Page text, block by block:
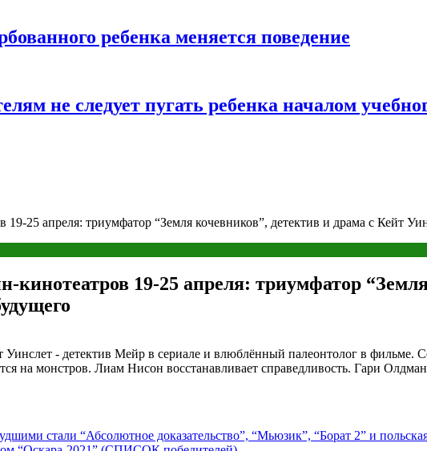
ребенка меняется поведение
не следует пугать ребенка началом
25 апреля: триумфатор “Земля кочевников”, детектив и драма с Кейт
19-25 апреля: триумфатор
- детектив Мейр в сериале и влюблённый палеонтолог в
на монстров. Лиам Нисон восстанавливает справедливость. Гари
стали “Абсолютное доказательство”, “Мьюзик”, “Борат 2” и